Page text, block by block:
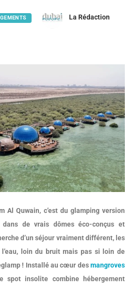
La Rédaction
Al Quwain, c’est du glamping version
dans de vrais dômes éco-conçus et
d’un séjour vraiment différent, les
loin du bruit mais pas si loin de
! Installé au cœur desmangroves
spot insolite combine hébergement